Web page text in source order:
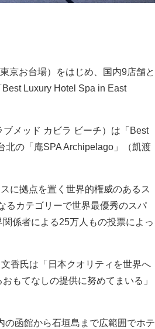
京お台場）をはじめ、国内9店舗と
Luxury Hotel Spa in East
メッド カビラ ビーチ）は「Best
北の「庵SPA Archipelago」（凱渡
に拠点を置く世界的権威のあるス
るカテゴリーで世界最優秀のスパ
係者による25万人もの投票によっ
香氏は「日本クオリティを世界へ
もてなしの提供に努めてまいる」
函館から石垣島まで広範囲でホテ